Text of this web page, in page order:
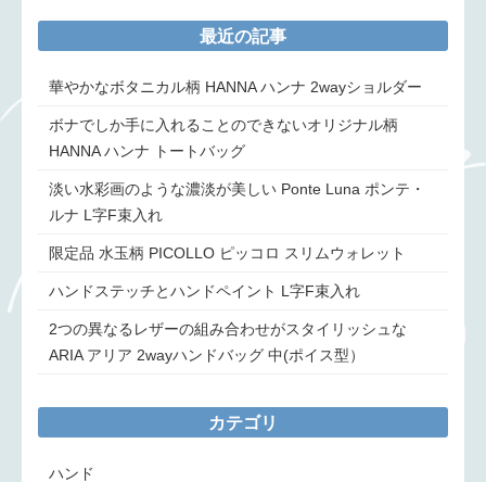
最近の記事
華やかなボタニカル柄 HANNA ハンナ 2wayショルダー
ボナでしか手に入れることのできないオリジナル柄
HANNA ハンナ トートバッグ
淡い水彩画のような濃淡が美しい Ponte Luna ポンテ・
ルナ L字F束入れ
限定品 水玉柄 PICOLLO ピッコロ スリムウォレット
ハンドステッチとハンドペイント L字F束入れ
2つの異なるレザーの組み合わせがスタイリッシュな
ARIA アリア 2wayハンドバッグ 中(ポイス型）
カテゴリ
ハンド